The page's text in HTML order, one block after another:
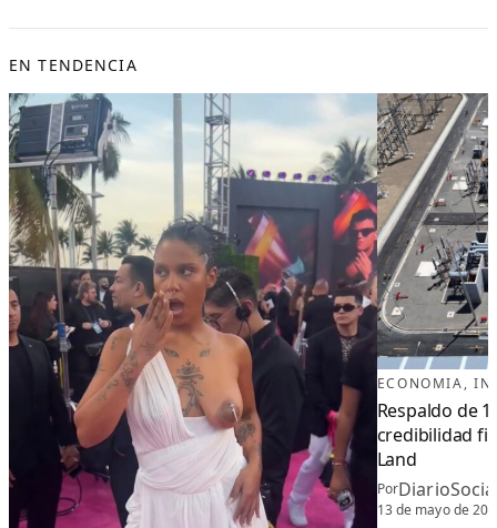
EN TENDENCIA
ECONOMIA,
Respaldo de
credibilidad
Land
Por
13 de mayo de